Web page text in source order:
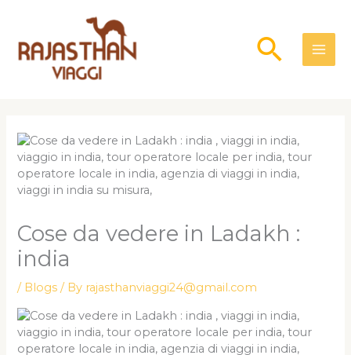
content
Cose da vedere in Ladakh :
india
/ Blogs / By rajasthanviaggi24@gmail.com